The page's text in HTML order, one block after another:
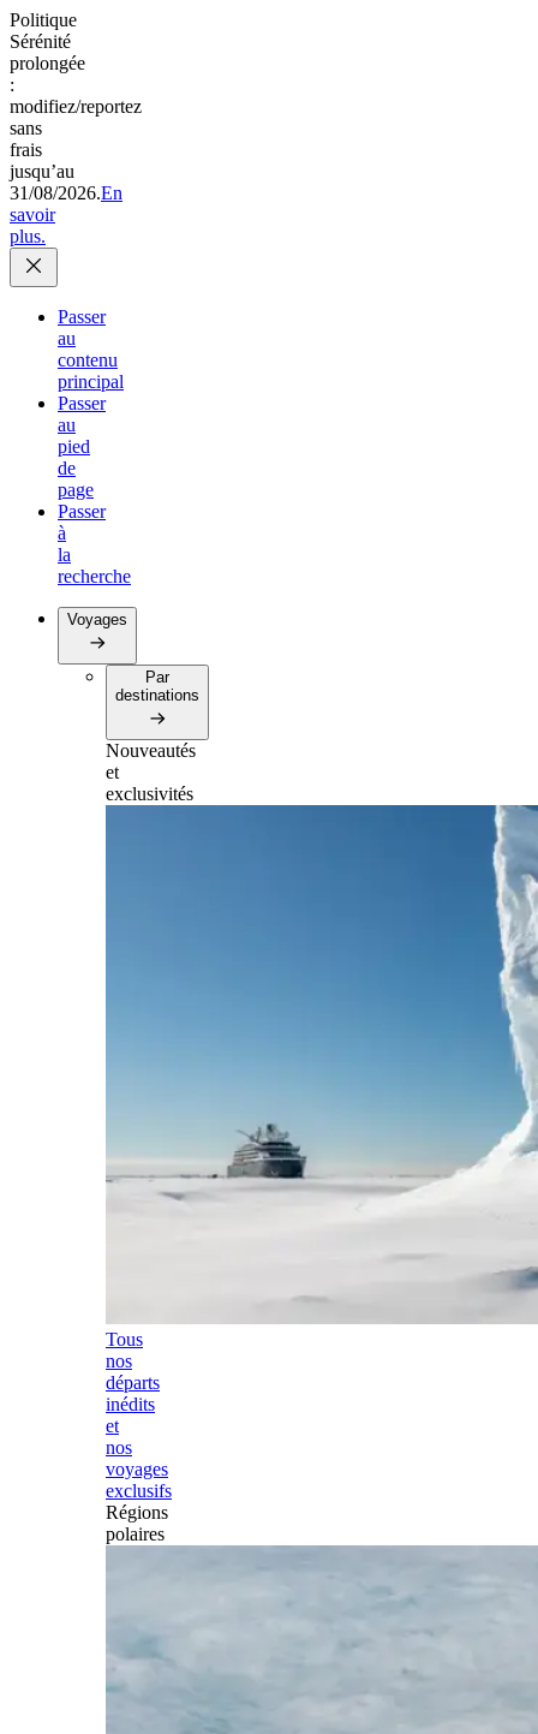
Politique
Sérénité
prolongée
:
modifiez/reportez
sans
frais
jusqu’au
31/08/2026.En
savoir
plus.
Passer
au
contenu
principal
Passer
au
pied
de
page
Passer
à
la
recherche
Voyages
Par
destinations
Nouveautés
et
exclusivités
Tous
nos
départs
inédits
et
nos
voyages
exclusifs
Régions
polaires